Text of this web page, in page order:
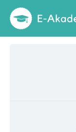
Hopp
rett